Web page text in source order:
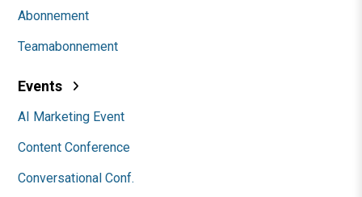
Abonnement
Teamabonnement
Events
AI Marketing Event
Content Conference
Conversational Conf.